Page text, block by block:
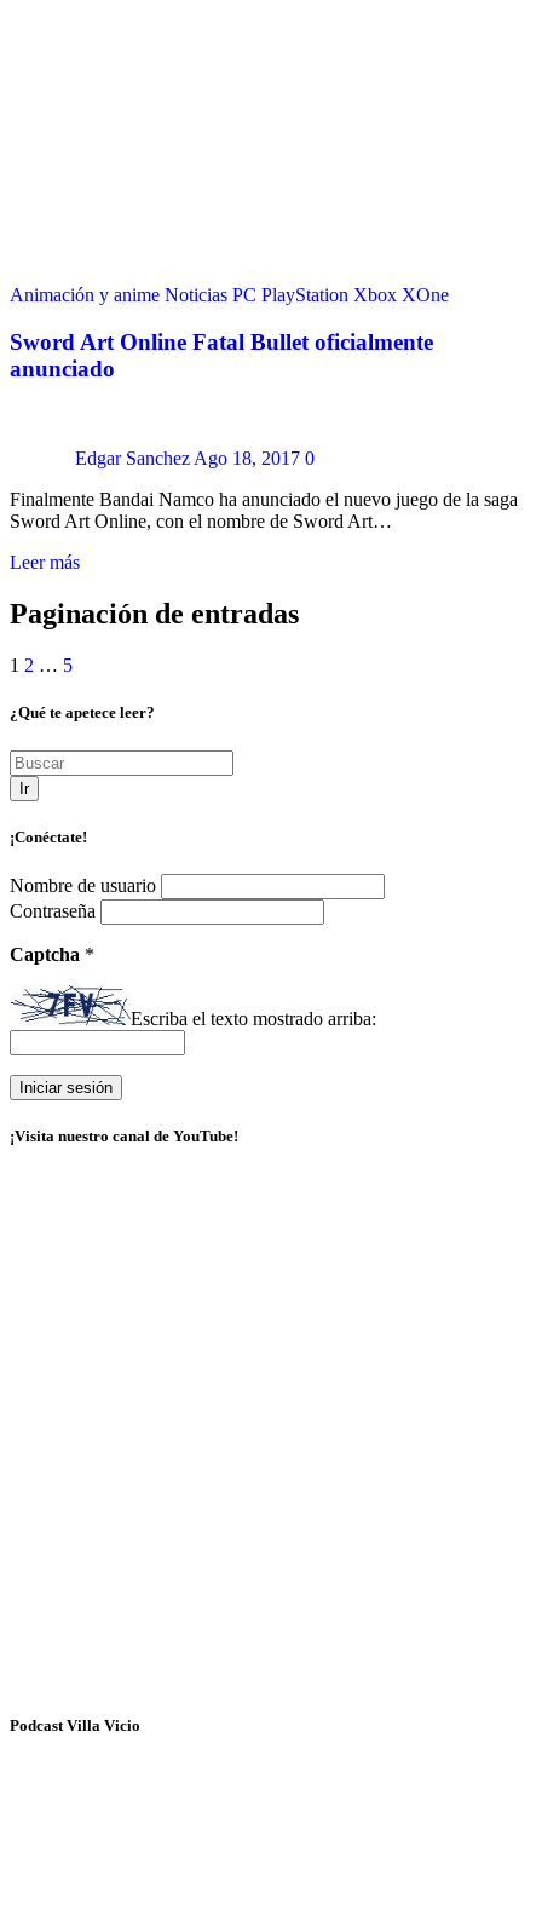
Animación y anime Noticias PC PlayStation Xbox XOne
Sword Art Online Fatal Bullet oficialmente
anunciado
Edgar Sanchez Ago 18, 2017 0
Finalmente Bandai Namco ha anunciado el nuevo juego de la saga
Sword Art Online, con el nombre de Sword Art…
Leer más
Paginación de entradas
1 2 … 5
¿Qué te apetece leer?
Ir
¡Conéctate!
Nombre de usuario
Contraseña
Captcha *
Escriba el texto mostrado arriba:
¡Visita nuestro canal de YouTube!
Podcast Villa Vicio